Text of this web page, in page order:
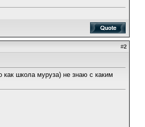
#2
школа муруза) не знаю с каким